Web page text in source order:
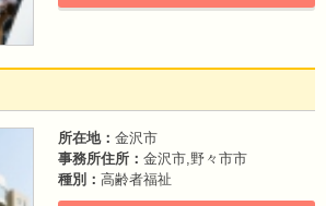
所在地： 金沢市
事務所住所： 金沢市,野々市市
種別： 高齢者福祉